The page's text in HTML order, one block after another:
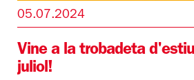
05.07.2024
Vine a la trobadeta
juliol!